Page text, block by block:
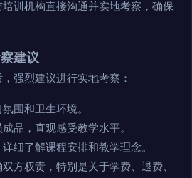
训机构直接沟通并实地考察，确保
建议
强烈建议进行实地考察：
围和卫生环境。
品，直观感受教学水平。
细了解课程安排和教学理念。
方权责，特别是关于学费、退费、